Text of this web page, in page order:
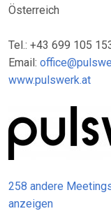
Österreich
Tel.: +43 699 105
Email:
www.pulswerk.at
258 andere
anzeigen